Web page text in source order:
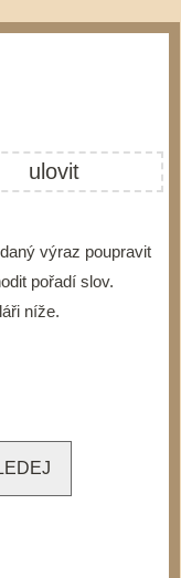
ulovit
výraz poupravit
pořadí slov.
níže.